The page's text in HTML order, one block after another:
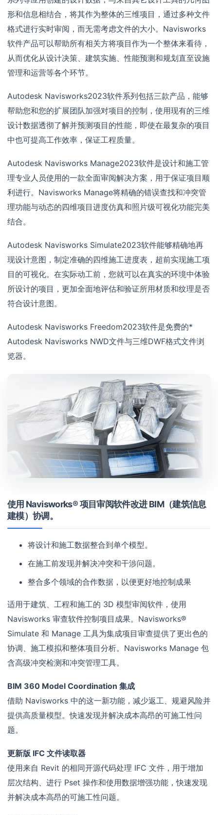
形和信息相结合，将其作为整体的三维项目，通过多种文件
格式进行实时审阅，而无需考虑文件的大小。Navisworks
软件产品可以帮助所有相关方将项目作为一个整体来看待，
从而优化从设计决策、建筑实施、性能预测和规划直至设施
管理和运营等各个环节。
Autodesk Navisworks2023软件系列包括三款产品，能够
帮助您和您的扩展团队加强对项目的控制，使用现有的三维
设计数据透彻了解并预测项目的性能，即使在最复杂的项目
中也可提高工作效率，保证工程质量。
Autodesk Navisworks Manage2023软件是设计和施工管
理专业人员使用的一款全面审阅解决方案，用于保证项目顺
利进行。Navisworks Manage将精确的错误查找和冲突管
理功能与动态的四维项目进度仿真和照片级可视化功能完美
结合。
Autodesk Navisworks Simulate2023软件能够精确地再
现设计意图，制定准确的四维施工进度表，超前实现施工项
目的可视化。在实际动工前，您就可以在真实的环境中体验
所设计的项目，更加全面地评估和验证所用材质和纹理是否
符合设计意图。
Autodesk Navisworks Freedom2023软件是免费的*
Autodesk Navisworks NWD文件与三维DWF格式文件浏
览器。
使用 Navisworks® 项目审阅软件改进 BIM（建筑信息
建模）协调。
将设计和施工数据整合到单个模型。
在施工前发现并解决冲突和干涉问题。
整合多个领域的合作数据，以便更好地控制成果
适用于建筑、工程和施工的 3D 模型审阅软件，使用
Navisworks 审查软件控制项目成果。Navisworks®
Simulate 和 Manage 工具为集成项目审查提供了更出色的
协调、施工模拟和整体项目分析。Navisworks Manage 包
含高级冲突检测和冲突管理工具。
BIM 360 Model Coordination 集成
借助 Navisworks 中的这一新功能，减少返工、规避风险并
提供高质量模型。快速发现并解决成本高昂的可施工性问
题。
更新版 IFC 文件读取器
使用来自 Revit 的相同开源代码处理 IFC 文件，用于增加
层次结构、进行 Pset 操作和使用数据增强功能，快速发现
并解决成本高昂的可施工性问题。